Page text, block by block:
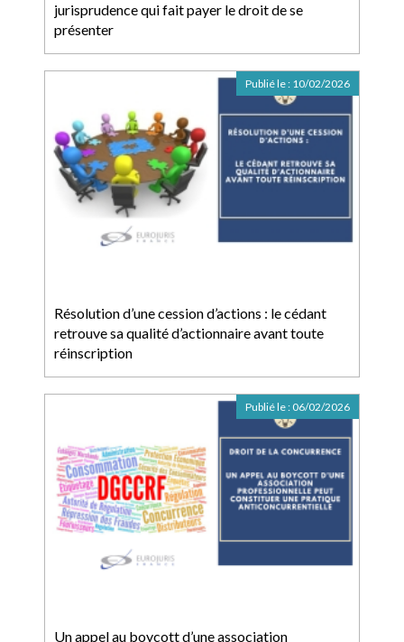
jurisprudence qui fait payer le droit de se
présenter
Résolution d’une cession d’actions : le cédant
retrouve sa qualité d’actionnaire avant toute
réinscription
Publié le : 10/02/2026
Un appel au boycott d’une association
Publié le : 06/02/2026